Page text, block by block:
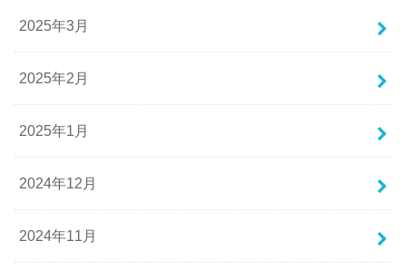
2025年3月
2025年2月
2025年1月
2024年12月
2024年11月